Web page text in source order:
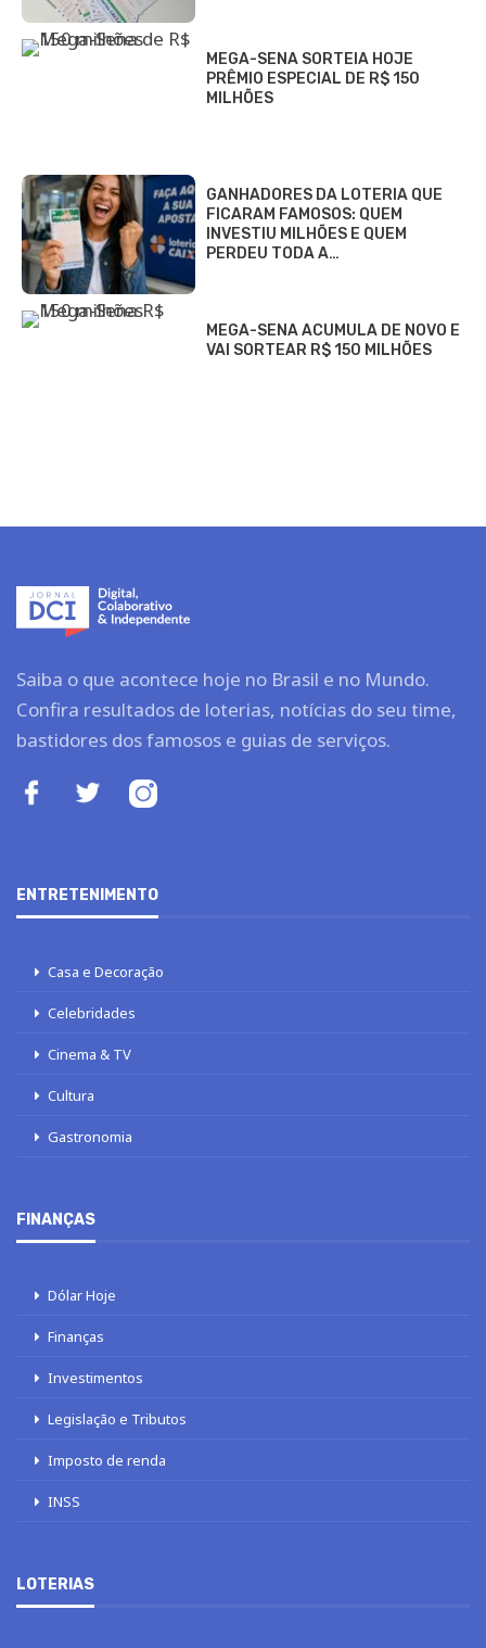
MEGA-SENA SORTEIA HOJE
PRÊMIO ESPECIAL DE R$ 150
MILHÕES
GANHADORES DA LOTERIA QUE
FICARAM FAMOSOS: QUEM
INVESTIU MILHÕES E QUEM
PERDEU TODA A…
MEGA-SENA ACUMULA DE NOVO E
VAI SORTEAR R$ 150 MILHÕES
Saiba o que acontece hoje no Brasil e no Mundo.
Confira resultados de loterias, notícias do seu time,
bastidores dos famosos e guias de serviços.
ENTRETENIMENTO
Casa e Decoração
Celebridades
Cinema & TV
Cultura
Gastronomia
FINANÇAS
Dólar Hoje
Finanças
Investimentos
Legislação e Tributos
Imposto de renda
INSS
LOTERIAS